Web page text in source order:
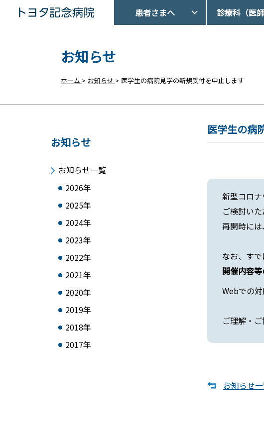
トヨタ記念病院 - 愛知県豊田市
患者さまへ 診療科（医
お知らせ
ホーム > お知らせ > 医学生の病院見学の新規受付を中止します
お知らせ
お知らせ一覧
2026年
2025年
2024年
2023年
2022年
2021年
2020年
2019年
2018年
2017年
医学生の病
新型コロナ
ご検討い
再開時には
なお、すで
開催内容
Webでの対
ご理解・ご
お知らせ